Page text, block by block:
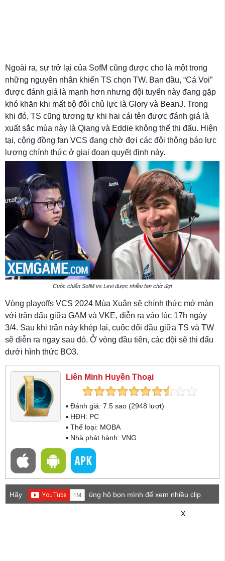
Ngoài ra, sự trở lại của SofM cũng được cho là một trong
những nguyên nhân khiến TS chọn TW. Ban đầu, “Cá Voi”
được đánh giá là mạnh hơn nhưng đội tuyển này đang gặp
khó khăn khi mất bộ đôi chủ lực là Glory và BeanJ. Trong
khi đó, TS cũng tương tự khi hai cái tên được đánh giá là
xuất sắc mùa này là Qiang và Eddie không thể thi đấu. Hiện
tại, cộng đồng fan VCS đang chờ đợi các đội thông báo lực
lượng chính thức ở giai đoạn quyết định này.
Cuộc chiến SofM vs Levi được nhiều fan chờ đợi
Vòng playoffs VCS 2024 Mùa Xuân sẽ chính thức mở màn
với trận đấu giữa GAM và VKE, diễn ra vào lúc 17h ngày
3/4. Sau khi trận này khép lại, cuộc đối đầu giữa TS và TW
sẽ diễn ra ngay sau đó. Ở vòng đầu tiên, các đội sẽ thi đấu
dưới hình thức BO3.
Liên Minh Huyền Thoại
▪ Đánh giá: 7.5 sao (2948 lượt)
▪ HĐH: PC
▪ Thể loại: MOBA
▪ Nhà phát hành: VNG
Hãy
ủng hộ bọn mình để xem nhiều clip
X